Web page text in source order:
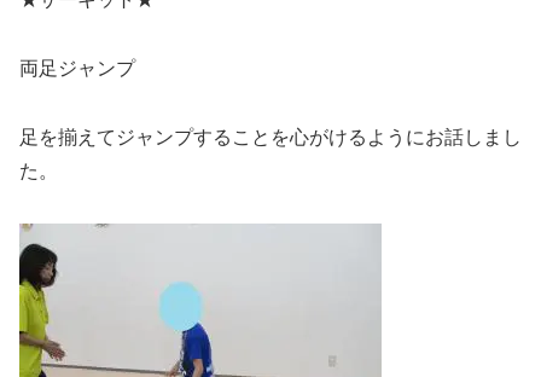
両足ジャンプ
足を揃えてジャンプすることを心がけるようにお話しまし
た。